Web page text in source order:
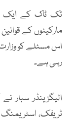
ٹک ٹاک کے ایک
مارکیٹوں کے
اس مسئلے کو
رہی ہے۔
الیگزینڈر
ٹریفک، اسٹریمنگ